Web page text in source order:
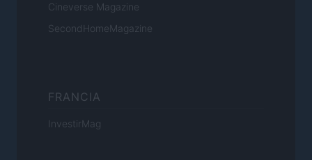
Cineverse Magazine
SecondHomeMagazine
FRANCIA
InvestirMag